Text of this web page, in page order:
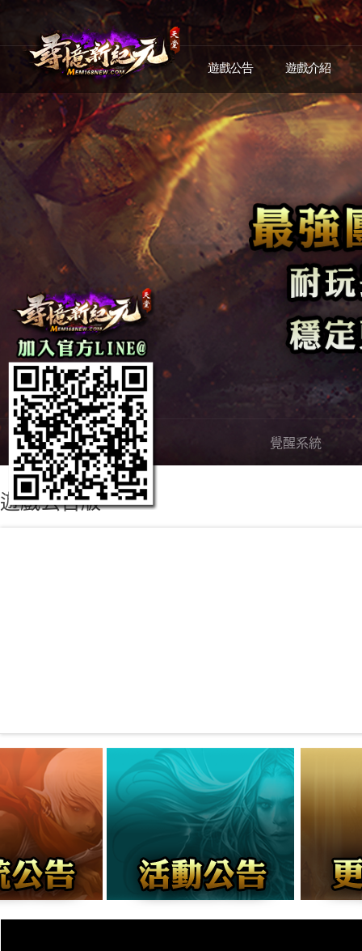
遊戲公告 遊戲介紹
嶄新內容 覺醒系統
遊戲公告版